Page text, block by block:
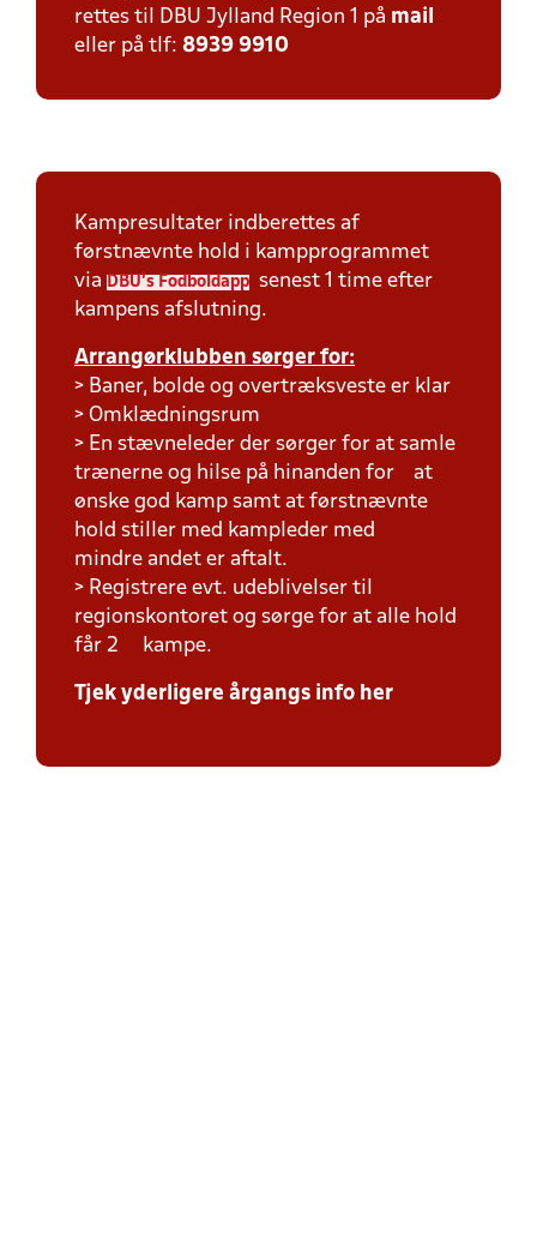
rettes til DBU Jylland Region 1 på mail
eller på tlf: 8939 9910
Kampresultater indberettes af
førstnævnte hold i kampprogrammet
via
DBU's Fodboldapp
senest 1 time efter
kampens afslutning.
Arrangørklubben sørger for:
> Baner, bolde og overtræksveste er klar
> Omklædningsrum
> En stævneleder der sørger for at samle
trænerne og hilse på hinanden for at
ønske god kamp samt at førstnævnte
hold stiller med kampleder med
mindre andet er aftalt.
> Registrere evt. udeblivelser til
regionskontoret og sørge for at alle hold
får 2 kampe.
Tjek yderligere årgangs info her